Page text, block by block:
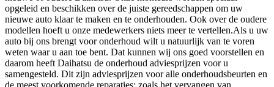
opgeleid en beschikken over de juiste gereedschappen om uw
nieuwe auto klaar te maken en te onderhouden. Ook over de oudere
modellen hoeft u onze medewerkers niets meer te vertellen.Als u uw
auto bij ons brengt voor onderhoud wilt u natuurlijk van te voren
weten waar u aan toe bent. Dat kunnen wij ons goed voorstellen en
daarom heeft Daihatsu de onderhoud adviesprijzen voor u
samengesteld. Dit zijn adviesprijzen voor alle onderhoudsbeurten en